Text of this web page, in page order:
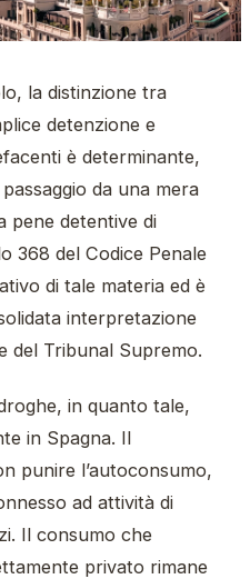
la distinzione tra
detenzione e
è determinante,
da una mera
pene detentive di
368 del Codice Penale
di tale materia ed è
interpretazione
del Tribunal Supremo.
in quanto tale,
in Spagna. Il
punire l’autoconsumo,
ad attività di
Il consumo che
privato rimane